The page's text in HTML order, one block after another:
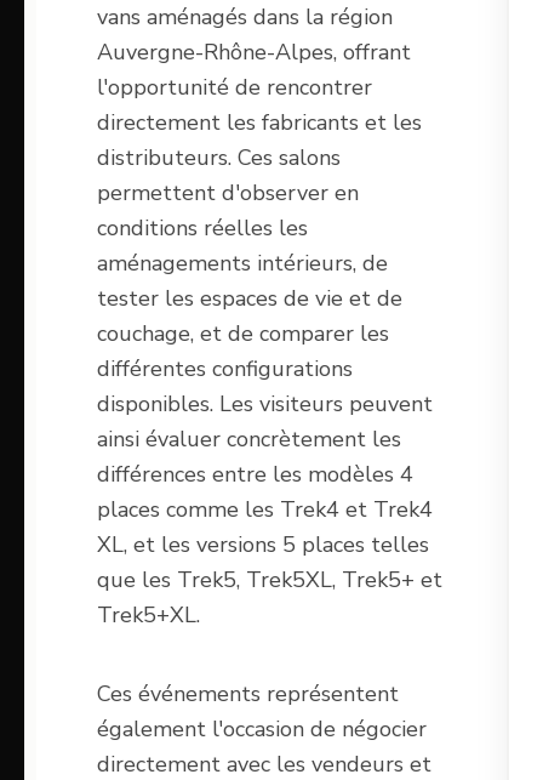
vans aménagés dans la région
Auvergne-Rhône-Alpes, offrant
l'opportunité de rencontrer
directement les fabricants et les
distributeurs. Ces salons
permettent d'observer en
conditions réelles les
aménagements intérieurs, de
tester les espaces de vie et de
couchage, et de comparer les
différentes configurations
disponibles. Les visiteurs peuvent
ainsi évaluer concrètement les
différences entre les modèles 4
places comme les Trek4 et Trek4
XL, et les versions 5 places telles
que les Trek5, Trek5XL, Trek5+ et
Trek5+XL.
Ces événements représentent
également l'occasion de négocier
directement avec les vendeurs et